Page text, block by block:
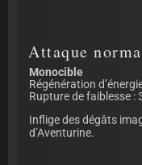
Attaque
Monocible
Régénération
Rupture de faiblesse :
Inflige des dégâts
d’Aventurine.